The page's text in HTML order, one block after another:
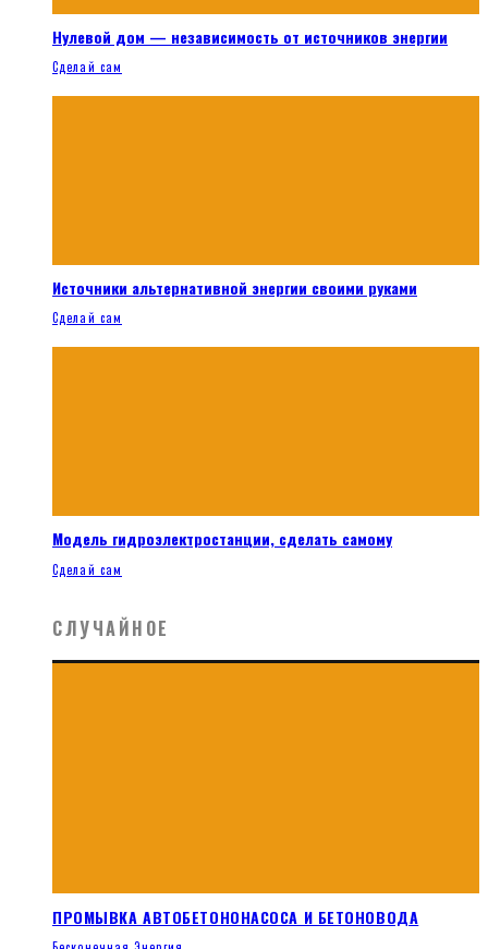
Нулевой дом — независимость от источников энергии
Сделай сам
Источники альтернативной энергии своими руками
Сделай сам
Модель гидроэлектростанции, сделать самому
Сделай сам
СЛУЧАЙНОЕ
ПРОМЫВКА АВТОБЕТОНОНАСОСА И БЕТОНОВОДА